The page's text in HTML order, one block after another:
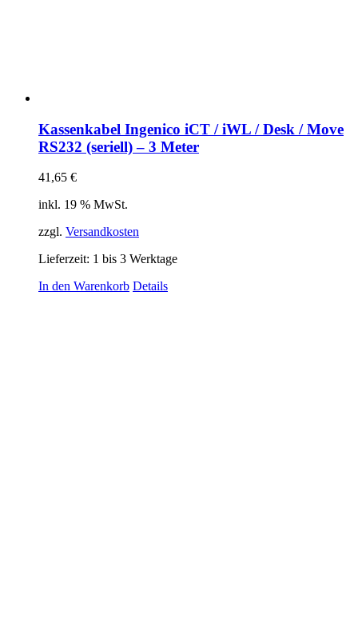
Kassenkabel Ingenico iCT / iWL / Desk / Move
RS232 (seriell) – 3 Meter
41,65 €
inkl. 19 % MwSt.
zzgl. Versandkosten
Lieferzeit: 1 bis 3 Werktage
In den Warenkorb Details